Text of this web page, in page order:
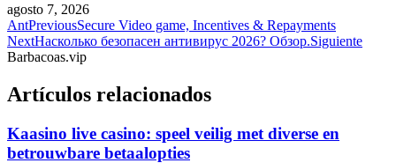
agosto 7, 2026
AntPreviousSecure Video game, Incentives & Repayments
NextНасколько безопасен антивирус 2026? Обзор.Siguiente
Barbacoas.vip
Artículos relacionados
Kaasino live casino: speel veilig met diverse en
betrouwbare betaalopties